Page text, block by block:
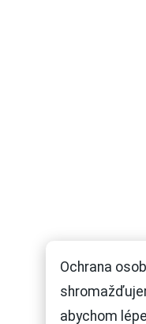
Ochrana
abychom